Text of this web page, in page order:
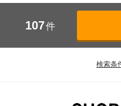
107件
検索条